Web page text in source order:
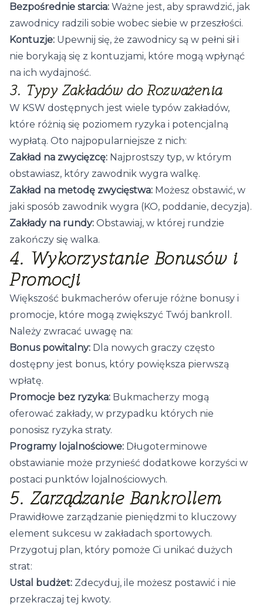
Bezpośrednie starcia: Ważne jest, aby sprawdzić, jak
zawodnicy radzili sobie wobec siebie w przeszłości.
Kontuzje: Upewnij się, że zawodnicy są w pełni sił i
nie borykają się z kontuzjami, które mogą wpłynąć
na ich wydajność.
3. Typy Zakładów do Rozważenia
W KSW dostępnych jest wiele typów zakładów,
które różnią się poziomem ryzyka i potencjalną
wypłatą. Oto najpopularniejsze z nich:
Zakład na zwycięzcę: Najprostszy typ, w którym
obstawiasz, który zawodnik wygra walkę.
Zakład na metodę zwycięstwa: Możesz obstawić, w
jaki sposób zawodnik wygra (KO, poddanie, decyzja).
Zakłady na rundy: Obstawiaj, w której rundzie
zakończy się walka.
4. Wykorzystanie Bonusów i
Promocji
Większość bukmacherów oferuje różne bonusy i
promocje, które mogą zwiększyć Twój bankroll.
Należy zwracać uwagę na:
Bonus powitalny: Dla nowych graczy często
dostępny jest bonus, który powiększa pierwszą
wpłatę.
Promocje bez ryzyka: Bukmacherzy mogą
oferować zakłady, w przypadku których nie
ponosisz ryzyka straty.
Programy lojalnościowe: Długoterminowe
obstawianie może przynieść dodatkowe korzyści w
postaci punktów lojalnościowych.
5. Zarządzanie Bankrollem
Prawidłowe zarządzanie pieniędzmi to kluczowy
element sukcesu w zakładach sportowych.
Przygotuj plan, który pomoże Ci unikać dużych
strat:
Ustal budżet: Zdecyduj, ile możesz postawić i nie
przekraczaj tej kwoty.